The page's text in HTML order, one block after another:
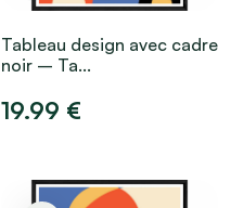
Tableau design avec cadre
noir – Ta...
19.99 €